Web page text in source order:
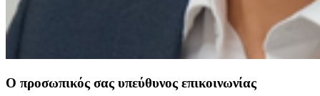
Ο προσωπικός σας υπεύθυνος επικοινωνίας